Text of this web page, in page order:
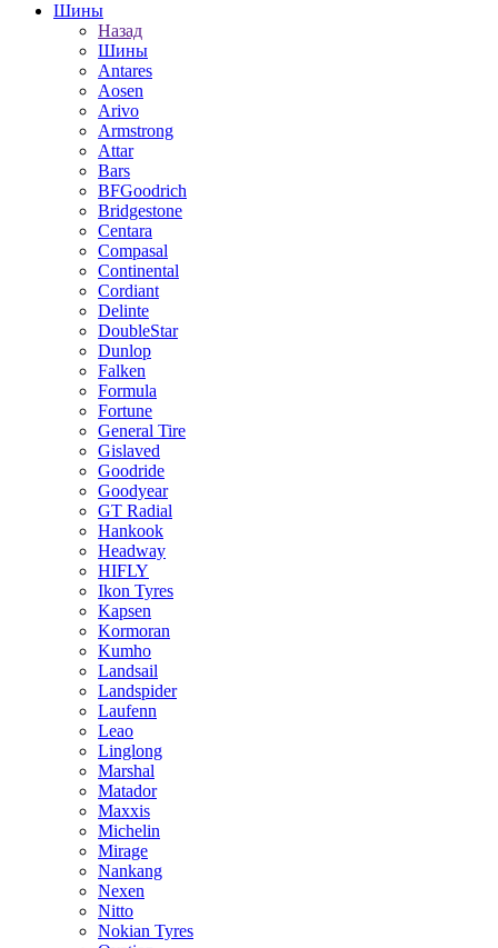
Шины
Назад
Шины
Antares
Aosen
Arivo
Armstrong
Attar
Bars
BFGoodrich
Bridgestone
Centara
Compasal
Continental
Cordiant
Delinte
DoubleStar
Dunlop
Falken
Formula
Fortune
General Tire
Gislaved
Goodride
Goodyear
GT Radial
Hankook
Headway
HIFLY
Ikon Tyres
Kapsen
Kormoran
Kumho
Landsail
Landspider
Laufenn
Leao
Linglong
Marshal
Matador
Maxxis
Michelin
Mirage
Nankang
Nexen
Nitto
Nokian Tyres